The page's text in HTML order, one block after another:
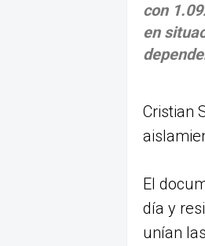
con
en
Cristian
El
día y
unían